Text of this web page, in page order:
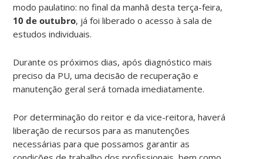
modo paulatino: no final da manhã desta terça-feira,
10 de outubro, já foi liberado o acesso à sala de
estudos individuais.
Durante os próximos dias, após diagnóstico mais
preciso da PU, uma decisão de recuperação e
manutenção geral será tomada imediatamente.
Por determinação do reitor e da vice-reitora, haverá
liberação de recursos para as manutenções
necessárias para que possamos garantir as